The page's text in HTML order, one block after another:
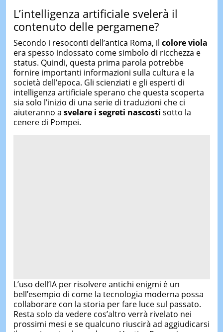
L’intelligenza artificiale svelerà il
contenuto delle pergamene?
Secondo i resoconti dell’antica Roma, il colore viola
era spesso indossato come simbolo di ricchezza e
status. Quindi, questa prima parola potrebbe
fornire importanti informazioni sulla cultura e la
società dell’epoca. Gli scienziati e gli esperti di
intelligenza artificiale sperano che questa scoperta
sia solo l’inizio di una serie di traduzioni che ci
aiuteranno a svelare i segreti nascosti sotto la
cenere di Pompei.
L’uso dell’IA per risolvere antichi enigmi è un
bell’esempio di come la tecnologia moderna possa
collaborare con la storia per fare luce sul passato.
Resta solo da vedere cos’altro verrà rivelato nei
prossimi mesi e se qualcuno riuscirà ad aggiudicarsi